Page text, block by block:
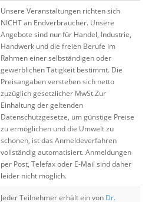
Unsere Veranstaltungen richten sich
NICHT an Endverbraucher. Unsere
Angebote sind nur für Handel, Industrie,
Handwerk und die freien Berufe im
Rahmen einer selbständigen oder
gewerblichen Tätigkeit bestimmt. Die
Preisangaben verstehen sich netto
zuzüglich gesetzlicher MwSt.Zur
Einhaltung der geltenden
Datenschutzgesetze, um günstige Preise
zu ermöglichen und die Umwelt zu
schonen, ist das Anmeldeverfahren
vollständig automatisiert. Anmeldungen
per Post, Telefax oder E-Mail sind daher
leider nicht möglich.
Jeder Teilnehmer erhält ein von Dr.